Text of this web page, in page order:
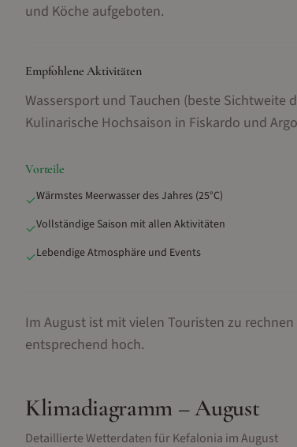
und Köche aufgeboten.
Empfohlene Aktivitäten
Wassersport und Tauchen (beste Sichtweite
Kulinarische Hochsaison in Fiskardo und
Vorteile
✓Wärmstes Meerwasser des Jahres (25°C)
✓Vollständige Saison mit allen Aktivitäten
✓Lebendige Atmosphäre und Events
Im August ist mit vielen Touristen zu rechnen
entsprechend hoch.
Klimadiagramm –August
Detaillierte Wetterdaten fürKefalonia imAugust